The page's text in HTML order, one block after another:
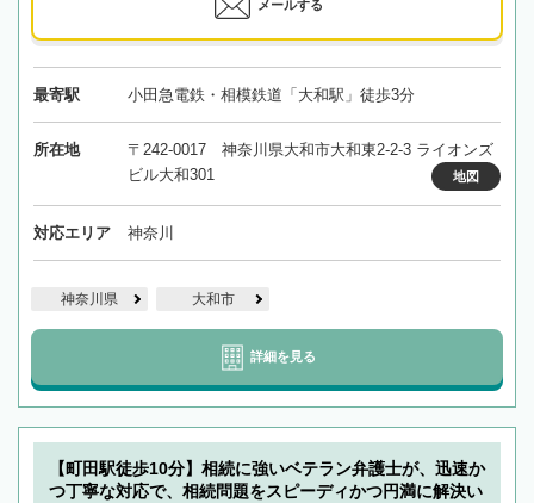
メールする
最寄駅 小田急電鉄・相模鉄道「大和駅」徒歩3分
所在地
〒242-0017 神奈川県大和市大和東2-2-3 ライオンズ
ビル大和301
地図
対応エリア 神奈川
神奈川県 大和市
詳細を見る
【町田駅徒歩10分】相続に強いベテラン弁護士が、迅速か
つ丁寧な対応で、相続問題をスピーディかつ円満に解決い